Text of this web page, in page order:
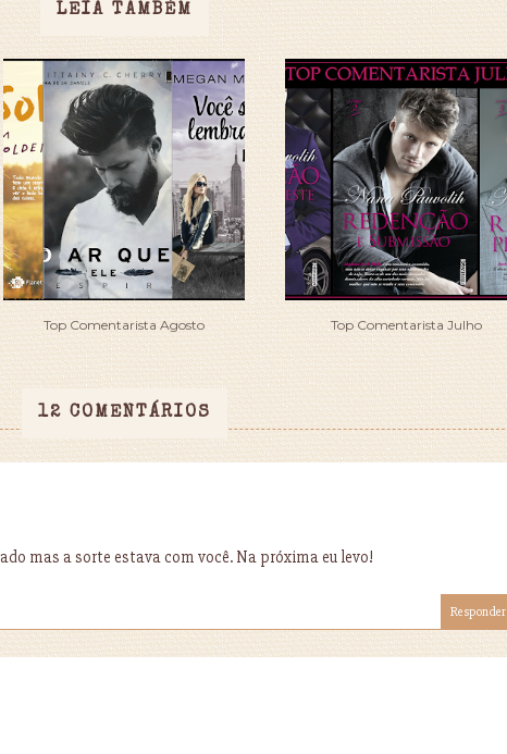
LEIA TAMBÉM
Top Comentarista Agosto Top Comentarista Julho
12 COMENTÁRIOS
mas a sorte estava com você. Na próxima eu levo!
Responder